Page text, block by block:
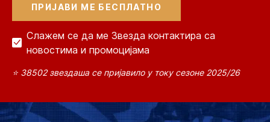
Слажем се да ме Звезда контактира са
новостима и промоцијама
⭐ 38502 звездаша се пријавило у току сезоне 2025/26